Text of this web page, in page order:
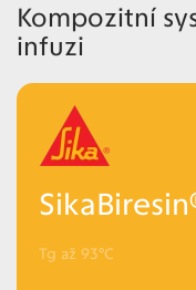
Kompozitní
infuzi
Tg až 93°C